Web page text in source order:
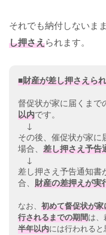
それでも納付しないま
し押さえられます。
■財産が差し押さえら
督促状が家に届くまで
以内です。
↓
その後、催促状が家に
場合、 差し押さえ予告
↓
差し押さえ予告通知
合、 財産の差押えが実
なお、 初めて督促状が
行されるまでの期間は、
半年以内には行われると